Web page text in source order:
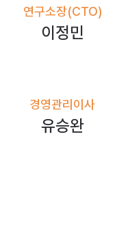
연구소장(CTO)
이정민
경영관리이사
유승완